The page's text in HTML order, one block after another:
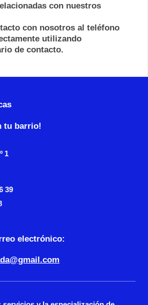
con nuestros
con nosotros al teléfono
utilizando
de contacto.
tu barrio!
1
39
electrónico: